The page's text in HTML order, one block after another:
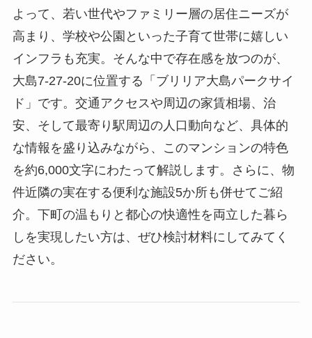
よって、若い世代やファミリー層の居住ニーズが
高まり、学校や公園といった子育て世帯に嬉しい
インフラも充実。そんな中で存在感を放つのが、
大島7-27-20に位置する「ブリリア大島パークサイ
ド」です。交通アクセスや周辺の家賃相場、治
安、そして最寄り駅周辺の人口動向など、具体的
な情報を盛り込みながら、このマンションの特色
を約6,000文字にわたって解説します。さらに、物
件近隣の実在する便利な施設5か所も併せてご紹
介。下町の温もりと都心の快適性を両立した暮ら
しを実現したい方は、ぜひ検討材料にしてみてく
ださい。